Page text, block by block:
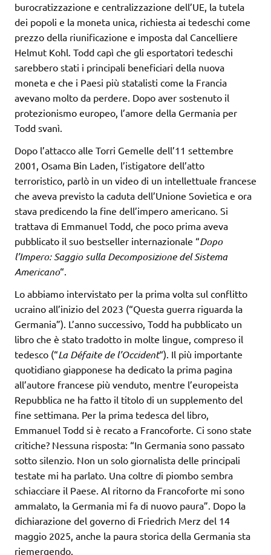
burocratizzazione e centralizzazione dell’UE, la tutela
dei popoli e la moneta unica, richiesta ai tedeschi come
prezzo della riunificazione e imposta dal Cancelliere
Helmut Kohl. Todd capì che gli esportatori tedeschi
sarebbero stati i principali beneficiari della nuova
moneta e che i Paesi più statalisti come la Francia
avevano molto da perdere. Dopo aver sostenuto il
protezionismo europeo, l’amore della Germania per
Todd svanì.
Dopo l’attacco alle Torri Gemelle dell’11 settembre
2001, Osama Bin Laden, l’istigatore dell’atto
terroristico, parlò in un video di un intellettuale francese
che aveva previsto la caduta dell’Unione Sovietica e ora
stava predicendo la fine dell’impero americano. Si
trattava di Emmanuel Todd, che poco prima aveva
pubblicato il suo bestseller internazionale “Dopo
l’Impero: Saggio sulla Decomposizione del Sistema
Americano“.
Lo abbiamo intervistato per la prima volta sul conflitto
ucraino all’inizio del 2023 (“Questa guerra riguarda la
Germania”). L’anno successivo, Todd ha pubblicato un
libro che è stato tradotto in molte lingue, compreso il
tedesco (“La Défaite de l’Occident“). Il più importante
quotidiano giapponese ha dedicato la prima pagina
all’autore francese più venduto, mentre l’europeista
Repubblica ne ha fatto il titolo di un supplemento del
fine settimana. Per la prima tedesca del libro,
Emmanuel Todd si è recato a Francoforte. Ci sono state
critiche? Nessuna risposta: “In Germania sono passato
sotto silenzio. Non un solo giornalista delle principali
testate mi ha parlato. Una coltre di piombo sembra
schiacciare il Paese. Al ritorno da Francoforte mi sono
ammalato, la Germania mi fa di nuovo paura”. Dopo la
dichiarazione del governo di Friedrich Merz del 14
maggio 2025, anche la paura storica della Germania sta
riemergendo.